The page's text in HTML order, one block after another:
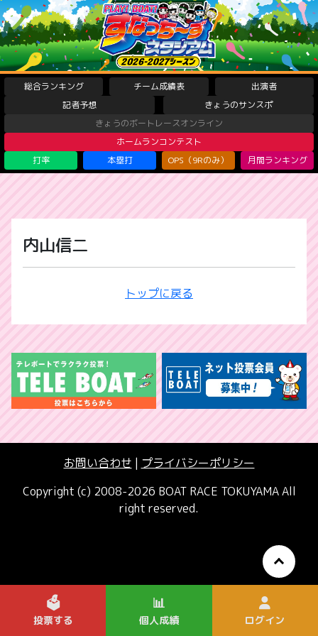
総合ランキング チーム成績表
出演者
記者予想
きょうのサンスポ
きょうのボートレースオンライン
ホームランコンテスト
打率
本塁打 OPS（9Rのみ） 月間ランキング
内山信二
トップに戻る
お問い合わせ | プライバシーポリシー
Copyright (c) 2008-2026 BOAT RACE TOKUYAMA All
right reserved.
🗳️
投票する
📊
個人成績 ログイン